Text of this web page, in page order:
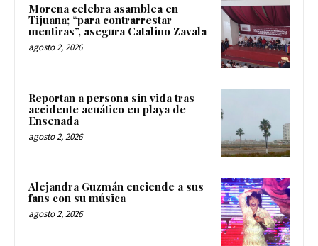
Morena celebra asamblea en
Tijuana; “para contrarrestar
mentiras”, asegura Catalino Zavala
agosto 2, 2026
Reportan a persona sin vida tras
accidente acuático en playa de
Ensenada
agosto 2, 2026
Alejandra Guzmán enciende a sus
fans con su música
agosto 2, 2026